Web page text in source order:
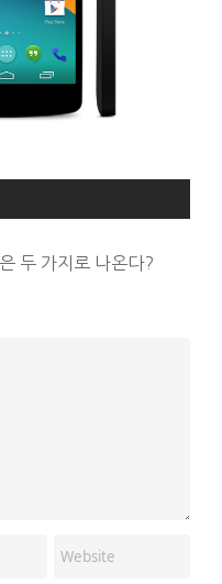
두 가지로 나온다?